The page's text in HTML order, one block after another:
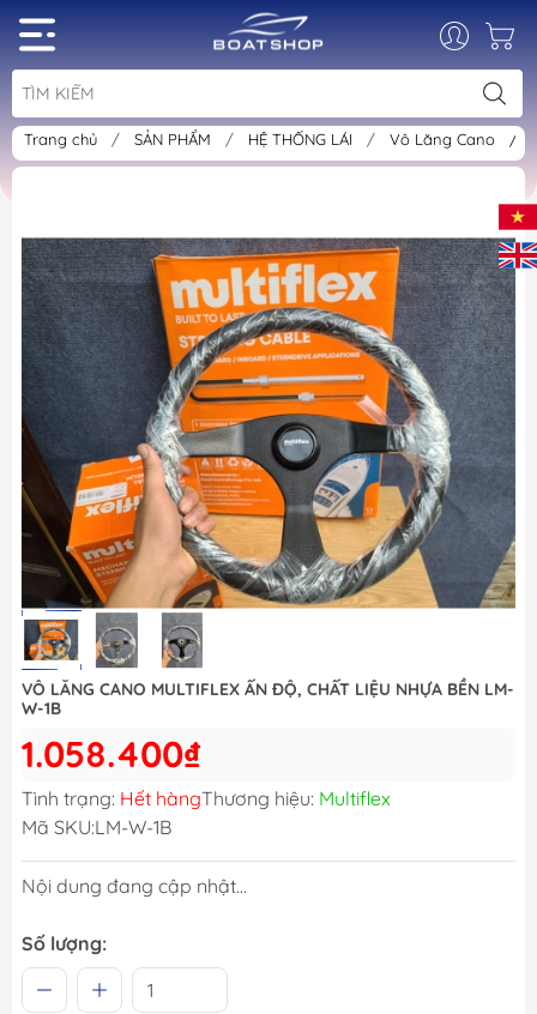
Trang chủ / SẢN PHẨM / HỆ THỐNG LÁI / Vô Lăng Cano /
VÔ LĂNG CANO MULTIFLEX ẤN ĐỘ, CHẤT LIỆU NHỰA BỀN LM-
W-1B
1.058.400₫
Tình trạng: Hết hàngThương hiệu: Multiflex
Mã SKU:LM-W-1B
Nội dung đang cập nhật...
Số lượng: